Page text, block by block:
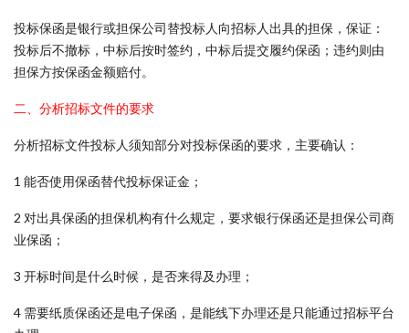
投标保函是银行或担保公司替投标人向招标人出具的担保，保证：
投标后不撤标，中标后按时签约，中标后提交履约保函；违约则由
担保方按保函金额赔付。
二、分析招标文件的要求
分析招标文件投标人须知部分对投标保函的要求，主要确认：
1 能否使用保函替代投标保证金；
2 对出具保函的担保机构有什么规定，要求银行保函还是担保公司商
业保函；
3 开标时间是什么时候，是否来得及办理；
4 需要纸质保函还是电子保函，是能线下办理还是只能通过招标平台